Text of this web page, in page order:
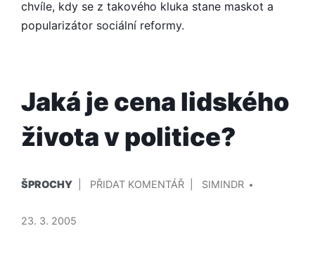
chvíle, kdy se z takového kluka stane maskot a
popularizátor sociální reformy.
Jaká je cena lidského
života v politice?
V
ŠPROCHY PŘIDAT KOMENTÁŘNA
SIMINDR
23. 3. 2005